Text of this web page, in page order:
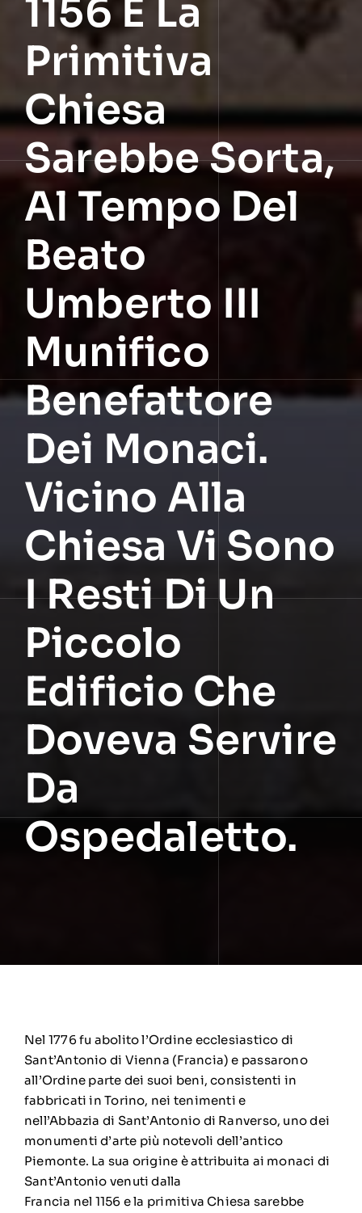
1156 E La
Primitiva
Chiesa
Sarebbe Sorta,
Al Tempo Del
Beato
Umberto III
Munifico
Benefattore
Dei Monaci.
Vicino Alla
Chiesa Vi Sono
I Resti Di Un
Piccolo
Edificio Che
Doveva Servire
Da
Ospedaletto.
Nel 1776 fu abolito l’Ordine ecclesiastico di
Sant’Antonio di Vienna (Francia) e passarono
all’Ordine parte dei suoi beni, consistenti in
fabbricati in Torino, nei tenimenti e
nell’Abbazia di Sant’Antonio di Ranverso, uno dei
monumenti d’arte più notevoli dell’antico
Piemonte. La sua origine è attribuita ai monaci di
Sant’Antonio venuti dalla
Francia nel 1156 e la primitiva Chiesa sarebbe